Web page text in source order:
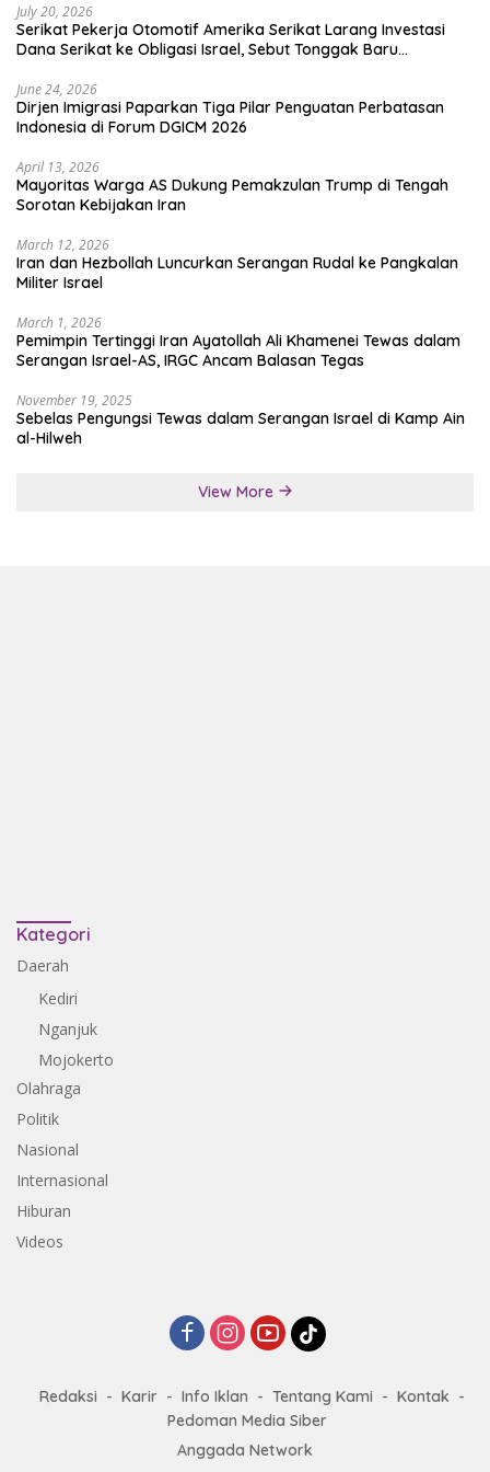
July 20, 2026
Serikat Pekerja Otomotif Amerika Serikat Larang Investasi
Dana Serikat ke Obligasi Israel, Sebut Tonggak Baru
June 24, 2026
Dirjen Imigrasi Paparkan Tiga Pilar Penguatan Perbatasan
Indonesia di Forum DGICM 2026
April 13, 2026
Mayoritas Warga AS Dukung Pemakzulan Trump di Tengah
Sorotan Kebijakan Iran
March 12, 2026
Iran dan Hezbollah Luncurkan Serangan Rudal ke Pangkalan
Militer Israel
March 1, 2026
Pemimpin Tertinggi Iran Ayatollah Ali Khamenei Tewas dalam
Serangan Israel-AS, IRGC Ancam Balasan Tegas
November 19, 2025
Sebelas Pengungsi Tewas dalam Serangan Israel di Kamp Ain
al-Hilweh
View More
Kategori
Daerah
Kediri
Nganjuk
Mojokerto
Olahraga
Politik
Nasional
Internasional
Hiburan
Videos
Redaksi Karir Info Iklan Tentang Kami
Kontak
Pedoman Media Siber
Anggada Network